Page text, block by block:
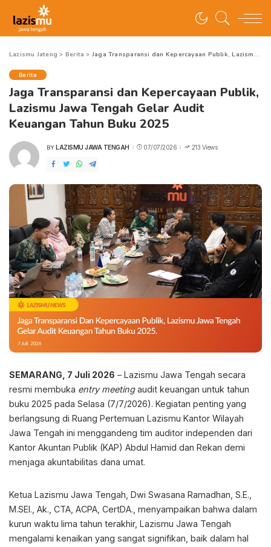
Lazismu Jateng > Berita > Jaga Transparansi dan Kepercayaan Publik, Lazismu Jawa Tengah Gelar Audit Keuangan Tahun Buku 2025
Berita
Jaga Transparansi dan Kepercayaan Publik,
Lazismu Jawa Tengah Gelar Audit
Keuangan Tahun Buku 2025
POSTED
BY LAZISMU JAWA TENGAH 07/07/2026 213 Views
SEMARANG, 7 Juli 2026 – Lazismu Jawa Tengah secara
resmi membuka entry meetingaudit keuangan untuk tahun
buku 2025 pada Selasa (7/7/2026). Kegiatan penting yang
berlangsung di Ruang Pertemuan Lazismu Kantor Wilayah
Jawa Tengah ini menggandeng tim auditor independen dari
Kantor Akuntan Publik (KAP) Abdul Hamid dan Rekan demi
menjaga akuntabilitas dana umat.
Ketua Lazismu Jawa Tengah, Dwi Swasana Ramadhan, S.E.,
M.SEI., Ak., CTA, ACPA, CertDA., menyampaikan bahwa dalam
kurun waktu lima tahun terakhir, Lazismu Jawa Tengah
mengalami kenaikan yang sangat signifikan, baik dalam hal